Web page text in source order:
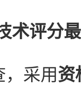
术评分
采用资